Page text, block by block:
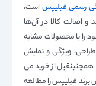
رسمی فیلیپس است،
اصالت کالا در آن‌ها
با محصولات مشابه
ویژگی و نمایش
از خرید می
برند فیلیپس را مطالعه